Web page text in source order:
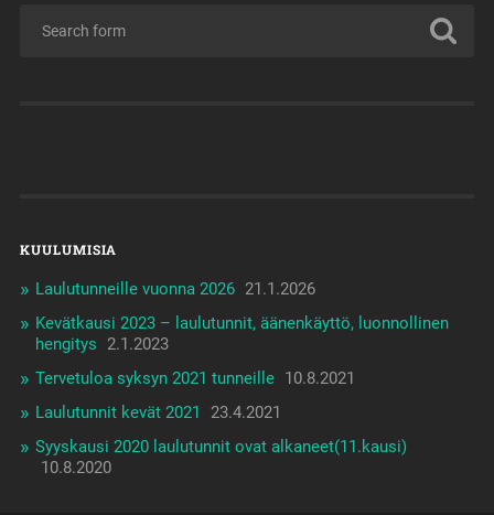
KUULUMISIA
Laulutunneille vuonna 2026 21.1.2026
Kevätkausi 2023 – laulutunnit, äänenkäyttö, luonnollinen
hengitys
2.1.2023
Tervetuloa syksyn 2021 tunneille 10.8.2021
Laulutunnit kevät 2021
23.4.2021
Syyskausi 2020 laulutunnit ovat alkaneet(11.kausi)
10.8.2020